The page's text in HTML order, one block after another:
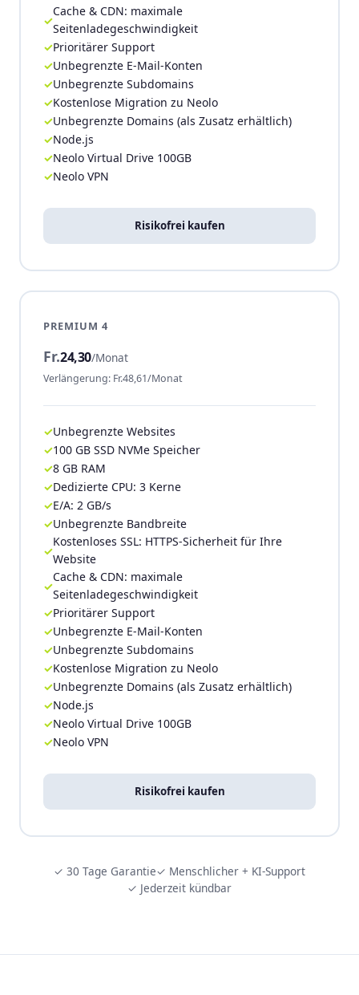
Cache & CDN: maximale
Seitenladegeschwindigkeit
Prioritärer Support
Unbegrenzte E-Mail-Konten
Unbegrenzte Subdomains
Kostenlose Migration zu Neolo
Unbegrenzte Domains (als Zusatz erhältlich)
Node.js
Neolo Virtual Drive 100GB
Neolo VPN
Risikofrei kaufen
PREMIUM 4
Fr.24,30/Monat
Verlängerung: Fr.48,61/Monat
Unbegrenzte Websites
100 GB SSD NVMe Speicher
8 GB RAM
Dedizierte CPU: 3 Kerne
E/A: 2 GB/s
Unbegrenzte Bandbreite
Kostenloses SSL: HTTPS-Sicherheit für Ihre
Website
Cache & CDN: maximale
Seitenladegeschwindigkeit
Prioritärer Support
Unbegrenzte E-Mail-Konten
Unbegrenzte Subdomains
Kostenlose Migration zu Neolo
Unbegrenzte Domains (als Zusatz erhältlich)
Node.js
Neolo Virtual Drive 100GB
Neolo VPN
Risikofrei kaufen
✓ 30 Tage Garantie✓ Menschlicher + KI-Support
✓ Jederzeit kündbar